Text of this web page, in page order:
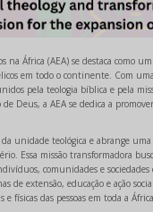
na África (AEA) se destaca como
em todo o continente. Com
pela teologia bíblica e pela
de Deus, a AEA se dedica a
da unidade teológica e abrange uma
Essa missão transformadora
comunidades e sociedades
de extensão, educação e ação
físicas das pessoas em toda a África.